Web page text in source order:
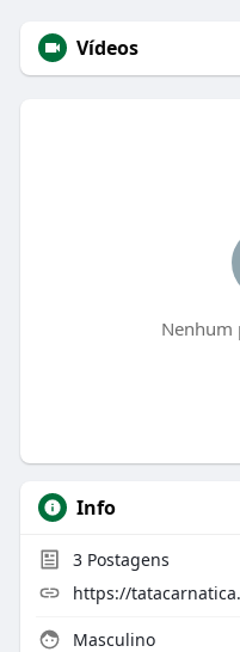
Vídeos
Nenhum
Info
3Postagens
https://
Masculino